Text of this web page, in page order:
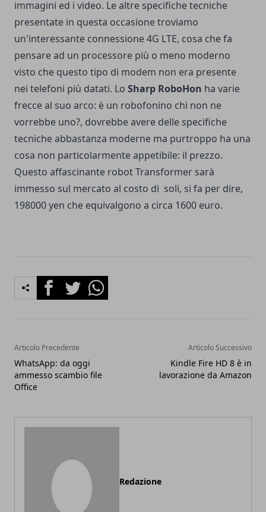
immagini ed i video. Le altre specifiche tecniche
presentate in questa occasione troviamo
un'interessante connessione 4G LTE, cosa che fa
pensare ad un processore più o meno moderno
visto che questo tipo di modem non era presente
nei telefoni più datati. Lo Sharp RoboHon ha varie
frecce al suo arco: è un robofonino chi non ne
vorrebbe uno?, dovrebbe avere delle specifiche
tecniche abbastanza moderne ma purtroppo ha una
cosa non particolarmente appetibile: il prezzo.
Questo affascinante robot Transformer sarà
immesso sul mercato al costo di soli, si fa per dire,
198000 yen che equivalgono a circa 1600 euro.
FacebookTwitterWhatsapp
Articolo Precedente
WhatsApp: da oggi
ammesso scambio file
Office
Articolo Successivo
Kindle Fire HD 8 è in
lavorazione da Amazon
Redazione